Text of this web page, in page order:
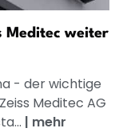
Meditec weiter
- der wichtige
Meditec AG
| mehr